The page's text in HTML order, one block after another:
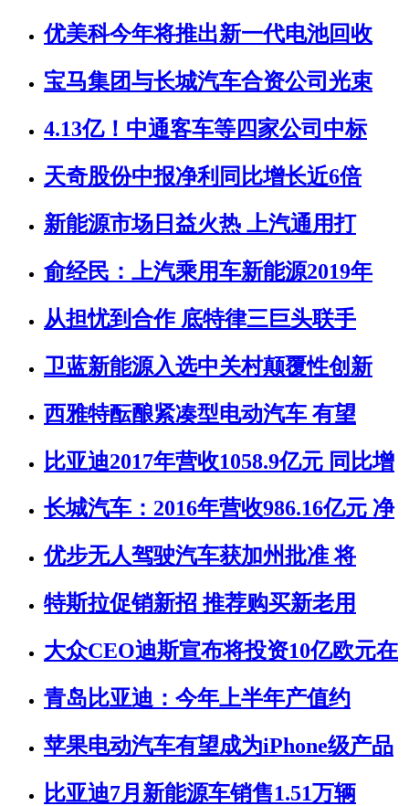
优美科今年将推出新一代电池回收
宝马集团与长城汽车合资公司光束
4.13亿！中通客车等四家公司中标
天奇股份中报净利同比增长近6倍
新能源市场日益火热 上汽通用打
俞经民：上汽乘用车新能源2019年
从担忧到合作 底特律三巨头联手
卫蓝新能源入选中关村颠覆性创新
西雅特酝酿紧凑型电动汽车 有望
比亚迪2017年营收1058.9亿元 同比增
长城汽车：2016年营收986.16亿元 净
优步无人驾驶汽车获加州批准 将
特斯拉促销新招 推荐购买新老用
大众CEO迪斯宣布将投资10亿欧元在
青岛比亚迪：今年上半年产值约
苹果电动汽车有望成为iPhone级产品
比亚迪7月新能源车销售1.51万辆